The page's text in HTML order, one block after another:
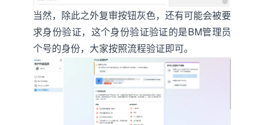
当然，除此之外复审按钮灰色，还有可能会被要
求身份验证，这个身份验证验证的是BM管理员
个号的身份，大家按照流程验证即可。